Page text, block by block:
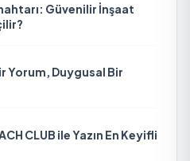
Güvenilir İnşaat
Yorum, Duygusal Bir
CLUB ile Yazın En Keyifli